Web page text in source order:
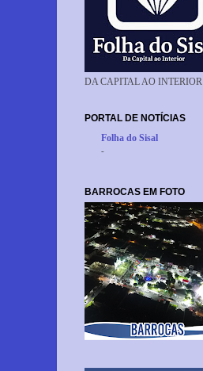
DA CAPITAL AO INTERIOR
PORTAL DE NOTÍCIAS
Folha do Sisal
-
BARROCAS EM FOTO